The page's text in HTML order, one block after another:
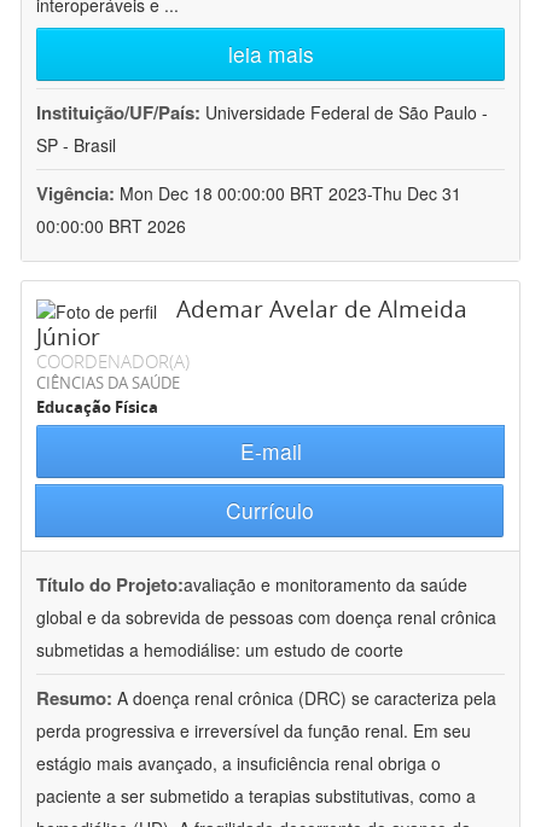
interoperáveis e ...
leia mais
Instituição/UF/País: Universidade Federal de São Paulo -
SP - Brasil
Vigência: Mon Dec 18 00:00:00 BRT 2023-Thu Dec 31
00:00:00 BRT 2026
Ademar Avelar de Almeida
Júnior
COORDENADOR(A)
CIÊNCIAS DA SAÚDE
Educação Física
E-mail
Currículo
Título do Projeto:avaliação e monitoramento da saúde
global e da sobrevida de pessoas com doença renal crônica
submetidas a hemodiálise: um estudo de coorte
Resumo: A doença renal crônica (DRC) se caracteriza pela
perda progressiva e irreversível da função renal. Em seu
estágio mais avançado, a insuficiência renal obriga o
paciente a ser submetido a terapias substitutivas, como a